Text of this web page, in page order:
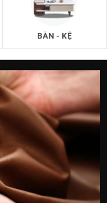
BÀN - KỆ